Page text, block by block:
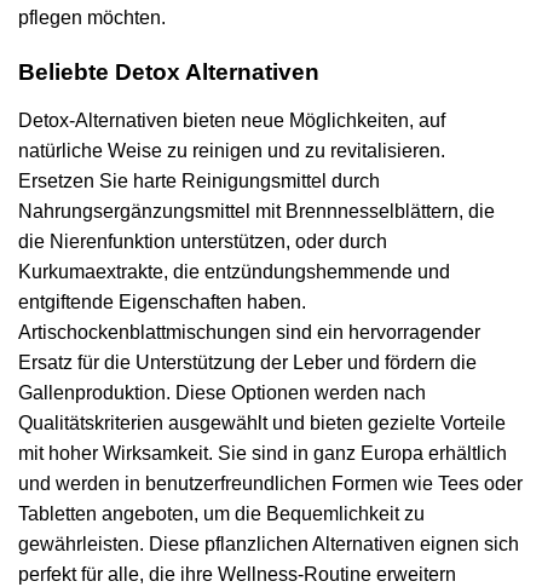
pflegen möchten.
Beliebte Detox Alternativen
Detox-Alternativen bieten neue Möglichkeiten, auf
natürliche Weise zu reinigen und zu revitalisieren.
Ersetzen Sie harte Reinigungsmittel durch
Nahrungsergänzungsmittel mit Brennnesselblättern, die
die Nierenfunktion unterstützen, oder durch
Kurkumaextrakte, die entzündungshemmende und
entgiftende Eigenschaften haben.
Artischockenblattmischungen sind ein hervorragender
Ersatz für die Unterstützung der Leber und fördern die
Gallenproduktion. Diese Optionen werden nach
Qualitätskriterien ausgewählt und bieten gezielte Vorteile
mit hoher Wirksamkeit. Sie sind in ganz Europa erhältlich
und werden in benutzerfreundlichen Formen wie Tees oder
Tabletten angeboten, um die Bequemlichkeit zu
gewährleisten. Diese pflanzlichen Alternativen eignen sich
perfekt für alle, die ihre Wellness-Routine erweitern